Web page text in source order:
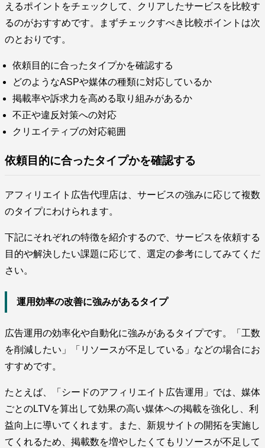
えるポイントをチェックして、クリアしたサービスを比較す
るのがおすすめです。まずチェックすべき比較ポイントは次
のとおりです。
依頼目的に合ったタイプかを確認する
どのようなASPや媒体の種類に対応しているか
掲載率や訴求力を高める取り組みがあるか
不正や違反対策への対応
クリエイティブの対応範囲
依頼目的に合ったタイプかを確認する
アフィリエイト広告代理店は、サービスの強みに応じて複数
のタイプにわけられます。
下記にそれぞれの特徴を紹介するので、サービスを依頼する
目的や解決したい課題に応じて、選定の参考にしてみてくだ
さい。
運用効率の改善に強みがあるタイプ
広告運用の効率化や自動化に強みがあるタイプです。「工数
を削減したい」「リソースが不足している」などの場合にお
すすめです。
たとえば、「シードのアフィリエイト広告運用」では、媒体
ごとのLTVを算出して効果の高い媒体への掲載を強化し、利
益向上に導いてくれます。また、新規サイトの開拓を実施し
てくれるため、掲載数を増やしたくてもリソースが不足して